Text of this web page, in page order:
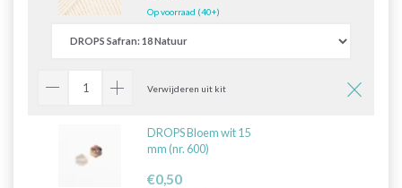
Op voorraad (40+)
Verwijderen uit kit
DROPS Bloem wit 15
mm (nr. 600)
€0,50